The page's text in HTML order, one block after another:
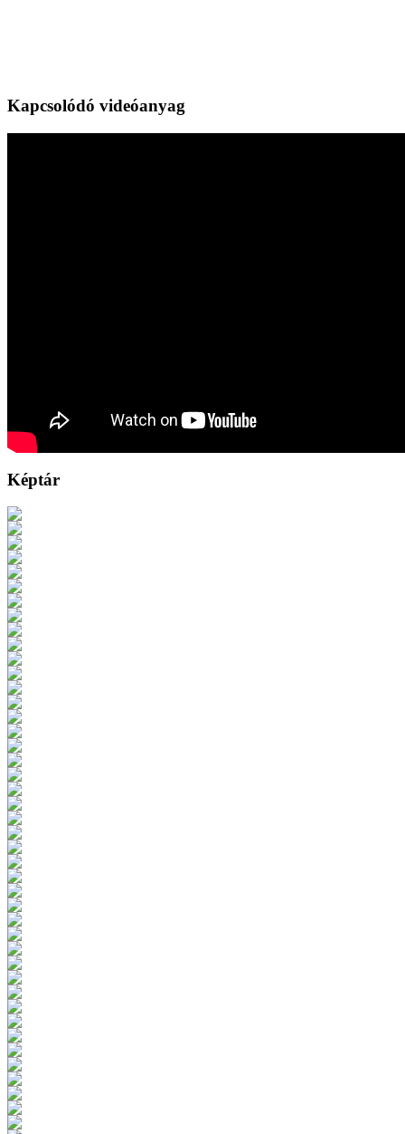
Kapcsolódó videóanyag
Képtár